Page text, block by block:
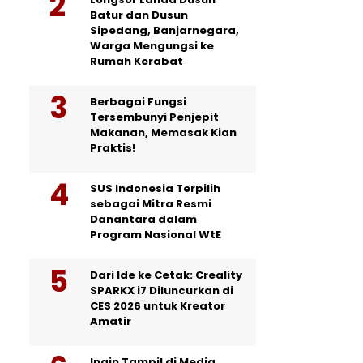
Batur dan Dusun
Sipedang, Banjarnegara,
Warga Mengungsi ke
Rumah Kerabat
Berbagai Fungsi
Tersembunyi Penjepit
Makanan, Memasak Kian
Praktis!
SUS Indonesia Terpilih
sebagai Mitra Resmi
Danantara dalam
Program Nasional WtE
Dari Ide ke Cetak: Creality
SPARKX i7 Diluncurkan di
CES 2026 untuk Kreator
Amatir